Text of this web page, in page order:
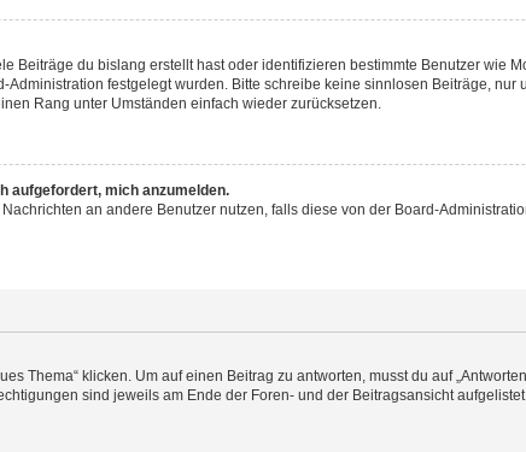
Beiträge du bislang erstellt hast oder identifizieren bestimmte Benutzer wie
festgelegt wurden. Bitte schreibe keine sinnlosen Beiträge,
Rang unter Umständen einfach wieder zurücksetzen.
aufgefordert, mich anzumelden.
an andere Benutzer nutzen, falls diese von der Board-
Thema“ klicken. Um auf einen Beitrag zu antworten, musst du auf
sind jeweils am Ende der Foren- und der Beitragsansicht